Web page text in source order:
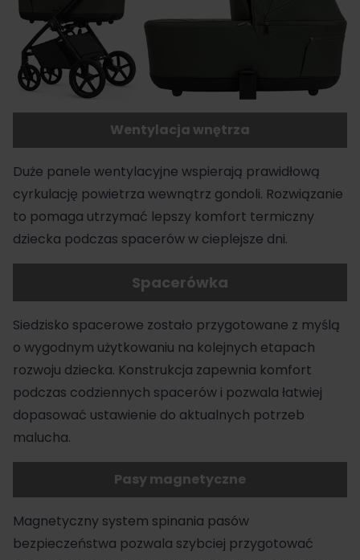
Wentylacja wnętrza
Duże panele wentylacyjne wspierają prawidłową
cyrkulację powietrza wewnątrz gondoli. Rozwiązanie
to pomaga utrzymać lepszy komfort termiczny
dziecka podczas spacerów w cieplejsze dni.
Spacerówka
Siedzisko spacerowe zostało przygotowane z myślą
o wygodnym użytkowaniu na kolejnych etapach
rozwoju dziecka. Konstrukcja zapewnia komfort
podczas codziennych spacerów i pozwala łatwiej
dopasować ustawienie do aktualnych potrzeb
malucha.
Pasy magnetyczne
Magnetyczny system spinania pasów
bezpieczeństwa pozwala szybciej przygotować